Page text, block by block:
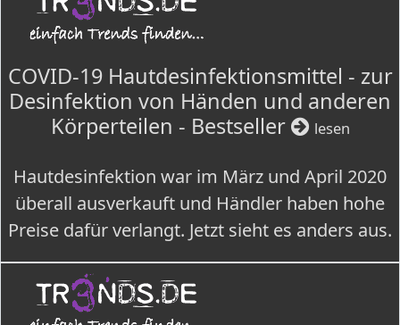
COVID-19 Hautdesinfektionsmittel - zur
Desinfektion von Händen und anderen
Körperteilen - Bestseller
lesen
Hautdesinfektion war im März und April 2020
überall ausverkauft und Händler haben hohe
Preise dafür verlangt. Jetzt sieht es anders aus.